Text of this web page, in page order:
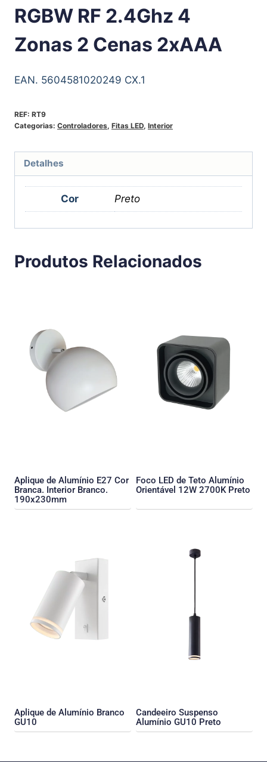
RGBW RF 2.4Ghz 4
Zonas 2 Cenas 2xAAA
EAN. 5604581020249 CX.1
REF: RT9
Categorias: Controladores, Fitas LED, Interior
Detalhes
Cor Preto
Produtos Relacionados
Aplique de Alumínio E27 Cor
Branca. Interior Branco.
190x230mm
Foco LED de Teto Alumínio
Orientável 12W 2700K Preto
Aplique de Alumínio Branco
GU10
Candeeiro Suspenso
Alumínio GU10 Preto